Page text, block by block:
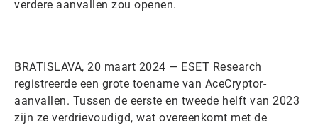
verdere aanvallen zou openen.
BRATISLAVA, 20 maart 2024 — ESET Research
registreerde een grote toename van AceCryptor-
aanvallen. Tussen de eerste en tweede helft van 2023
zijn ze verdrievoudigd, wat overeenkomt met de